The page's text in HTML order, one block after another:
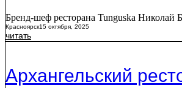
Бренд-шеф ресторана Tunguska Николай
Красноярск15 октября, 2025
читать
Архангельский